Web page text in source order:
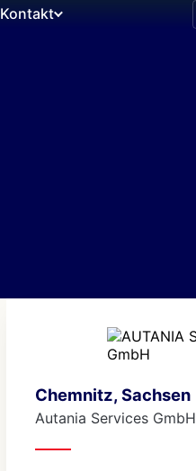
Kontakt
Chemnitz, Sachsen
Autania Services GmbH